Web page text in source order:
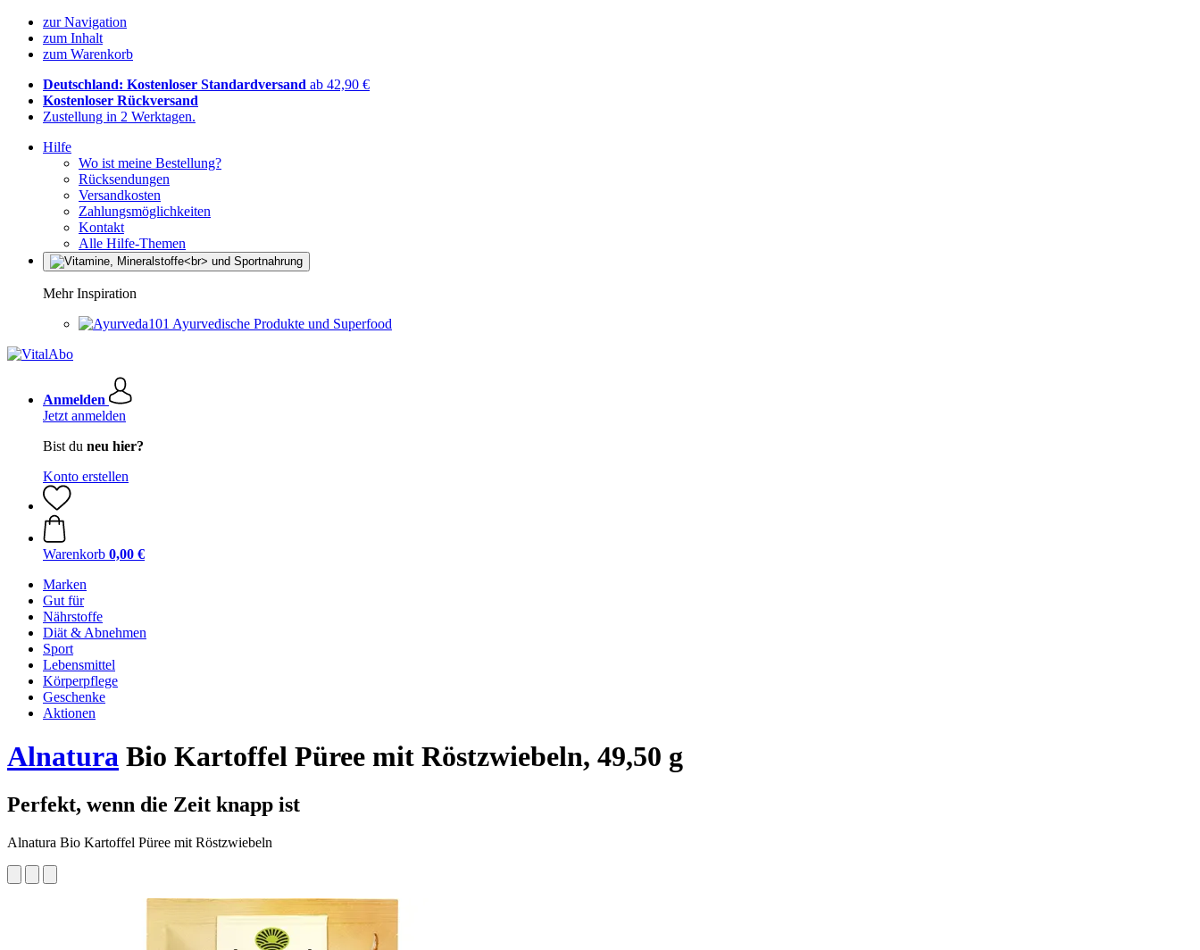
zur Navigation
zum Inhalt
zum Warenkorb
Deutschland: Kostenloser Standardversand ab 42,90 €
Kostenloser Rückversand
Zustellung in 2 Werktagen.
Hilfe
Wo ist meine Bestellung?
Rücksendungen
Versandkosten
Zahlungsmöglichkeiten
Kontakt
Alle Hilfe-Themen
Mehr Inspiration
Ayurvedische Produkte und Superfood
Anmelden
Jetzt anmelden
Bist du neu hier?
Konto erstellen
Warenkorb 0,00 €
Marken
Gut für
Nährstoffe
Diät & Abnehmen
Sport
Lebensmittel
Körperpflege
Geschenke
Aktionen
Alnatura Bio Kartoffel Püree mit Röstzwiebeln, 49,50 g
Perfekt, wenn die Zeit knapp ist
Alnatura Bio Kartoffel Püree mit Röstzwiebeln